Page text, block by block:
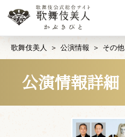
歌舞伎美人 公演情報 その他
公演情報詳細